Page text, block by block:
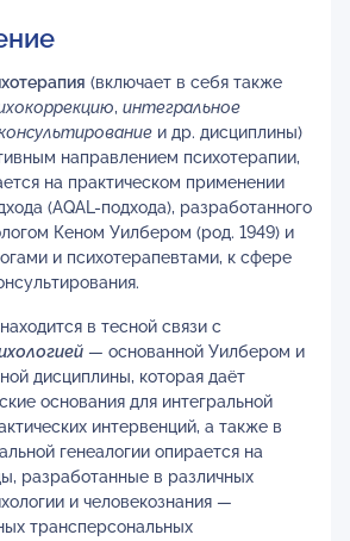
(включает в себя также
, интегральное
и др. дисциплины)
направлением психотерапии,
на практическом применении
(AQAL-подхода), разработанного
Кеном Уилбером (род. 1949) и
и психотерапевтами, к сфере
в тесной связи с
— основанной Уилбером и
дисциплины, которая даёт
основания для интегральной
интервенций, а также в
генеалогии опирается на
разработанные в различных
и человекознания —
трансперсональных